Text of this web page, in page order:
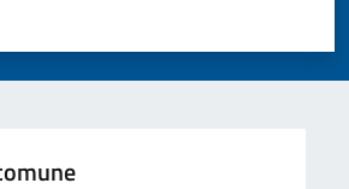
5 stelle su 5
stelle su 5
su 5
5